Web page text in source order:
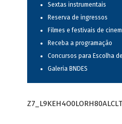
Sextas instrumentais
Reserva de ingressos
Filmes e festivais de
Receba a programação
Concursos para Escolha
Galeria BNDES